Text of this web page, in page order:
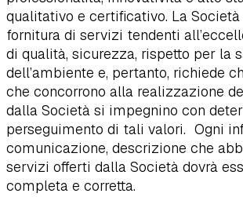
qualitativo e certificativo. La
fornitura di servizi tendenti
di qualità, sicurezza, rispetto per la
dell’ambiente e, pertanto, richiede
che concorrono alla realizzazione
dalla Società si impegnino con
perseguimento di tali valori. Ogni
comunicazione, descrizione che
servizi offerti dalla Società dovrà
completa e corretta.